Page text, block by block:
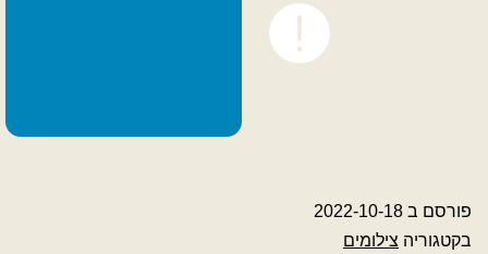
פורסם ב 2022-10-18
בקטגוריה צילומים